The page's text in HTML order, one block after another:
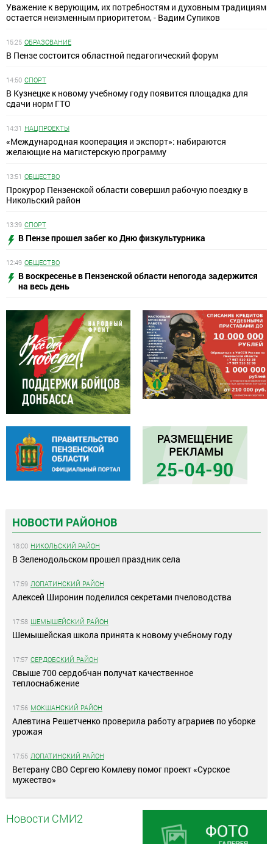
Уважение к верующим, их потребностям и духовным традициям
остается неизменным приоритетом, - Вадим Супиков
15:25 ОБРАЗОВАНИЕ
В Пензе состоится областной педагогический форум
14:50 СПОРТ
В Кузнецке к новому учебному году появится площадка для
сдачи норм ГТО
14:31 НАЦПРОЕКТЫ
«Международная кооперация и экспорт»: набираются
желающие на магистерскую программу
13:51 ОБЩЕСТВО
Прокурор Пензенской области совершил рабочую поездку в
Никольский район
13:39 СПОРТ
В Пензе прошел забег ко Дню физкультурника
12:49 ОБЩЕСТВО
В воскресенье в Пензенской области непогода задержится
на весь день
НОВОСТИ РАЙОНОВ
18:00 НИКОЛЬСКИЙ РАЙОН
В Зеленодольском прошел праздник села
17:59 ЛОПАТИНСКИЙ РАЙОН
Алексей Широнин поделился секретами пчеловодства
17:58 ШЕМЫШЕЙСКИЙ РАЙОН
Шемышейская школа принята к новому учебному году
17:57 СЕРДОБСКИЙ РАЙОН
Свыше 700 сердобчан получат качественное
теплоснабжение
17:56 МОКШАНСКИЙ РАЙОН
Алевтина Решетченко проверила работу аграриев по уборке
урожая
17:55 ЛОПАТИНСКИЙ РАЙОН
Ветерану СВО Сергею Комлеву помог проект «Сурское
мужество»
Новости СМИ2